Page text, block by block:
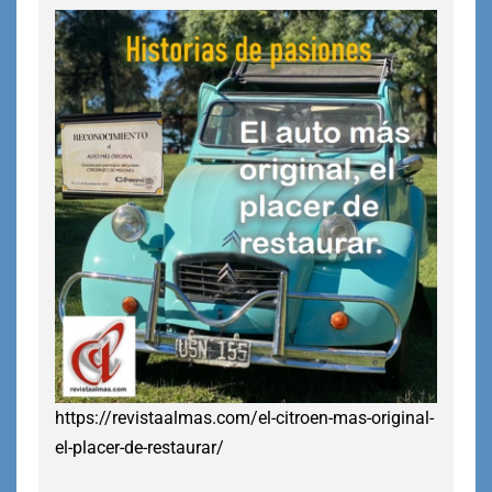
https://revistaalmas.com/el-citroen-mas-original-
el-placer-de-restaurar/